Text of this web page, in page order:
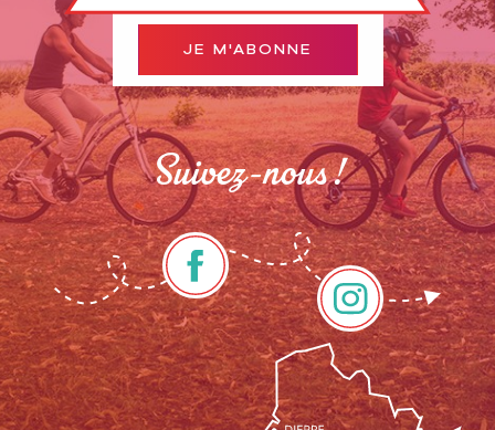
Description
Tarifs
JE M'ABONNE
Suivez-nous !